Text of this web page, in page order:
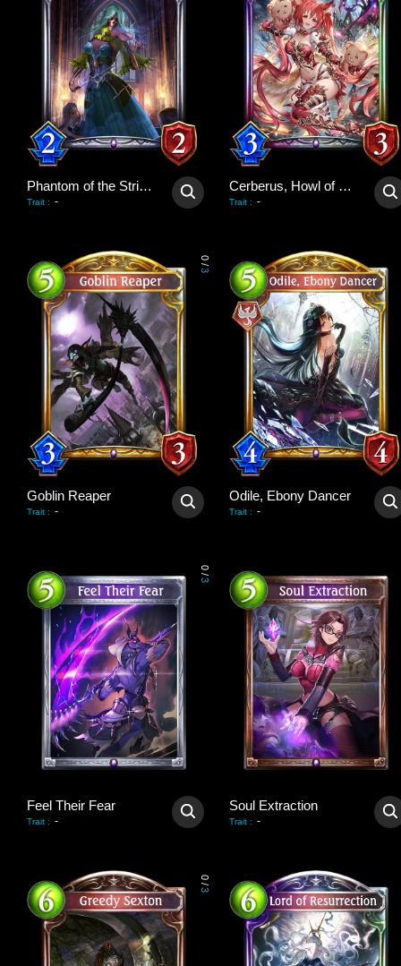
Phantom of the Strings
Trait : -
Cerberus, Howl of Hades
Trait : -
0
/
3
Goblin Reaper
Trait : -
Odile, Ebony Dancer
Trait : -
0
/
3
Feel Their Fear
Trait : -
Soul Extraction
Trait : -
0
/
3